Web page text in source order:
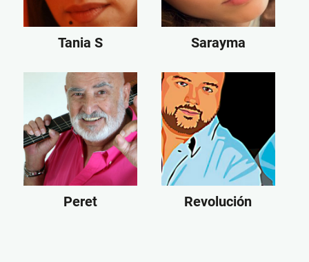
Tania S Sarayma
Peret Revolución